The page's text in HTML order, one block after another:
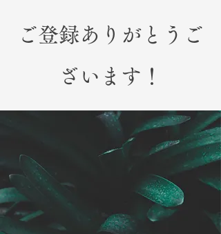
ご登録ありがとうご
ざいます！